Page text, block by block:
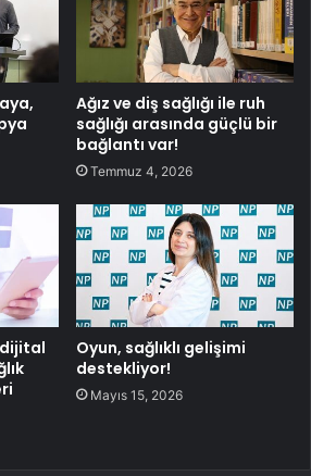
Ağız ve diş sağlığı ile ruh
sağlığı arasında güçlü bir
bağlantı var!
Temmuz 4, 2026
dijital
Oyun, sağlıklı gelişimi
destekliyor!
Mayıs 15, 2026